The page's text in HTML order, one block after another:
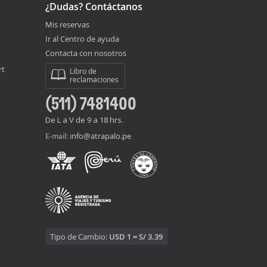
¿Dudas? Contáctanos
Mis reservas
Ir al Centro de ayuda
Contacta con nosotros
Libro de
reclamaciones
(511) 7481400
De L a V de 9 a 18 hrs.
E-mail: info@atrapalo.pe
Tipo de Cambio: USD 1 = S/ 3.39